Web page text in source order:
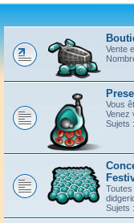
Vente
Vous
Venez
Sujets :
Sujets :